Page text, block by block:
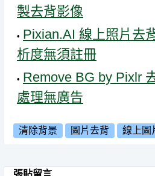
製去背影像
Pixian.AI 線上照片去
析度無須註冊
Remove BG by Pixlr
處理無廣告
清除背景 圖片去背 線上圖